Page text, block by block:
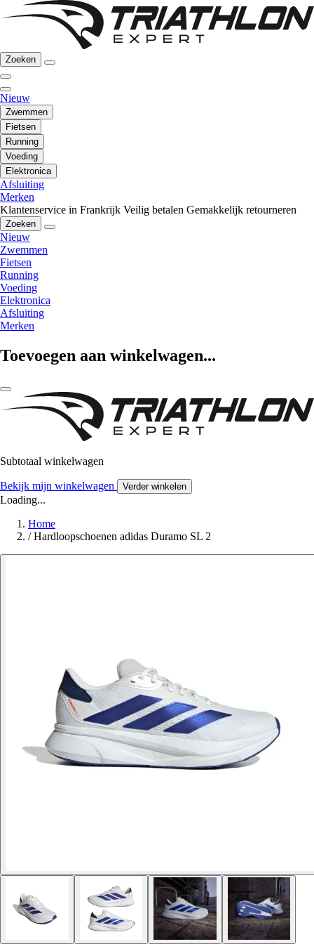
Zoeken
Nieuw
Zwemmen
Fietsen
Running
Voeding
Elektronica
Afsluiting
Merken
Klantenservice in Frankrijk Veilig betalen Gemakkelijk retourneren
Zoeken
Nieuw
Zwemmen
Fietsen
Running
Voeding
Elektronica
Afsluiting
Merken
Toevoegen aan winkelwagen...
Subtotaal winkelwagen
Bekijk mijn winkelwagen Verder winkelen
Loading...
Home
/ Hardloopschoenen adidas Duramo SL 2